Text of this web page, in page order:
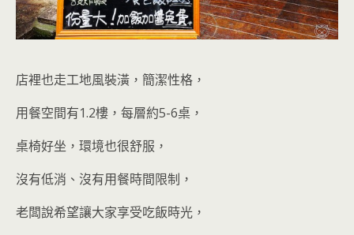
店裡也走工地風裝潢，簡潔性格，
用餐空間有1.2樓，每層約5-6桌，
桌椅好坐，環境也很舒服，
沒有低消、沒有用餐時間限制，
老闆說希望讓大家享受吃飯時光，